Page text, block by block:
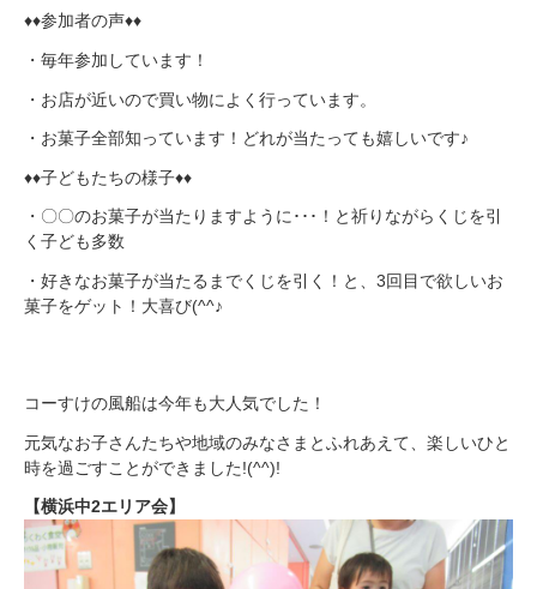
♦♦参加者の声♦♦
・毎年参加しています！
・お店が近いので買い物によく行っています。
・お菓子全部知っています！どれが当たっても嬉しいです♪
♦♦子どもたちの様子♦♦
・〇〇のお菓子が当たりますように･･･！と祈りながらくじを引
く子ども多数
・好きなお菓子が当たるまでくじを引く！と、3回目で欲しいお
菓子をゲット！大喜び(^^♪
コーすけの風船は今年も大人気でした！
元気なお子さんたちや地域のみなさまとふれあえて、楽しいひと
時を過ごすことができました!(^^)!
【横浜中2エリア会】